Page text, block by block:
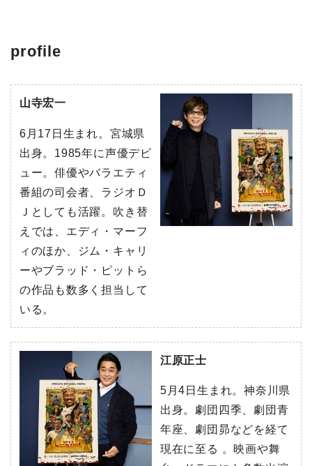
profile
山寺宏一
6月17日生まれ。宮城県
出身。1985年に声優デビ
ュー。俳優やバラエティ
番組の司会者、ラジオＤ
Ｊとしても活躍。吹き替
えでは、エディ・マーフ
ィのほか、ジム・キャリ
ーやブラッド・ピットら
の作品も数多く担当して
いる。
江原正士
5月4日生まれ。神奈川県
出身。劇団四季、劇団青
年座、劇団昴などを経て
現在に至る 。映画や舞